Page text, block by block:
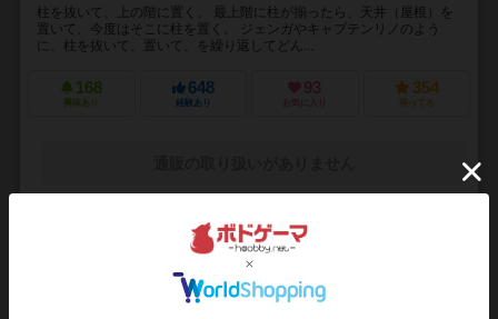
柱を抜いて、上の階に置く。 最上階に柱が揃ったら、天井（屋根）を
置いて、今度はそこに柱を置く。 ジェンガやキャプテンリノのよう
に、柱を抜いて、置いて、を繰り返してどん...
168
興味あり
648
経験あり
93
お気に入り
354
持ってる